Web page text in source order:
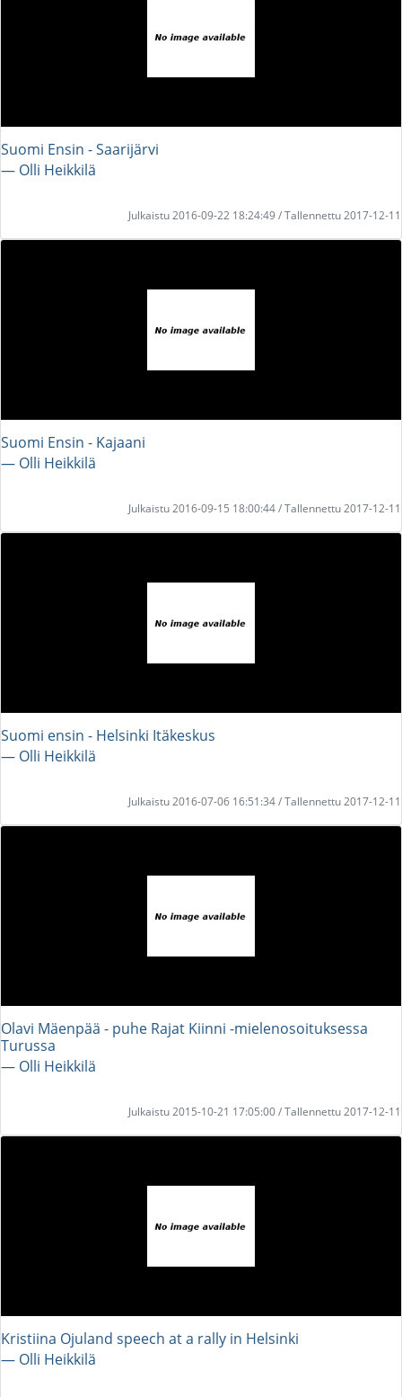
Suomi Ensin - Saarijärvi
― Olli Heikkilä
Julkaistu 2016-09-22 18:24:49 / Tallennettu 2017-12-11
Suomi Ensin - Kajaani
― Olli Heikkilä
Julkaistu 2016-09-15 18:00:44 / Tallennettu 2017-12-11
Suomi ensin - Helsinki Itäkeskus
― Olli Heikkilä
Julkaistu 2016-07-06 16:51:34 / Tallennettu 2017-12-11
Olavi Mäenpää - puhe Rajat Kiinni -mielenosoituksessa
Turussa
― Olli Heikkilä
Julkaistu 2015-10-21 17:05:00 / Tallennettu 2017-12-11
Kristiina Ojuland speech at a rally in Helsinki
― Olli Heikkilä